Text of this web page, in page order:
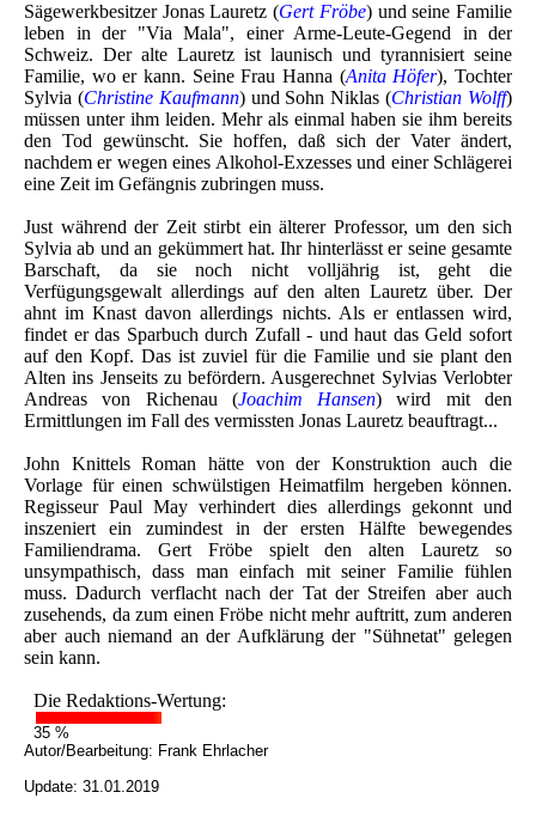
Sägewerkbesitzer Jonas Lauretz (Gert Fröbe) und seine Familie
leben in der "Via Mala", einer Arme-Leute-Gegend in der
Schweiz. Der alte Lauretz ist launisch und tyrannisiert seine
Familie, wo er kann. Seine Frau Hanna (Anita Höfer), Tochter
Sylvia (Christine Kaufmann) und Sohn Niklas (Christian Wolff)
müssen unter ihm leiden. Mehr als einmal haben sie ihm bereits
den Tod gewünscht. Sie hoffen, daß sich der Vater ändert,
nachdem er wegen eines Alkohol-Exzesses und einer Schlägerei
eine Zeit im Gefängnis zubringen muss.
Just während der Zeit stirbt ein älterer Professor, um den sich
Sylvia ab und an gekümmert hat. Ihr hinterlässt er seine gesamte
Barschaft, da sie noch nicht volljährig ist, geht die
Verfügungsgewalt allerdings auf den alten Lauretz über. Der
ahnt im Knast davon allerdings nichts. Als er entlassen wird,
findet er das Sparbuch durch Zufall - und haut das Geld sofort
auf den Kopf. Das ist zuviel für die Familie und sie plant den
Alten ins Jenseits zu befördern. Ausgerechnet Sylvias Verlobter
Andreas von Richenau (Joachim Hansen) wird mit den
Ermittlungen im Fall des vermissten Jonas Lauretz beauftragt...
John Knittels Roman hätte von der Konstruktion auch die
Vorlage für einen schwülstigen Heimatfilm hergeben können.
Regisseur Paul May verhindert dies allerdings gekonnt und
inszeniert ein zumindest in der ersten Hälfte bewegendes
Familiendrama. Gert Fröbe spielt den alten Lauretz so
unsympathisch, dass man einfach mit seiner Familie fühlen
muss. Dadurch verflacht nach der Tat der Streifen aber auch
zusehends, da zum einen Fröbe nicht mehr auftritt, zum anderen
aber auch niemand an der Aufklärung der "Sühnetat" gelegen
sein kann.
Die Redaktions-Wertung:
35 %
Autor/Bearbeitung: Frank Ehrlacher
Update: 31.01.2019